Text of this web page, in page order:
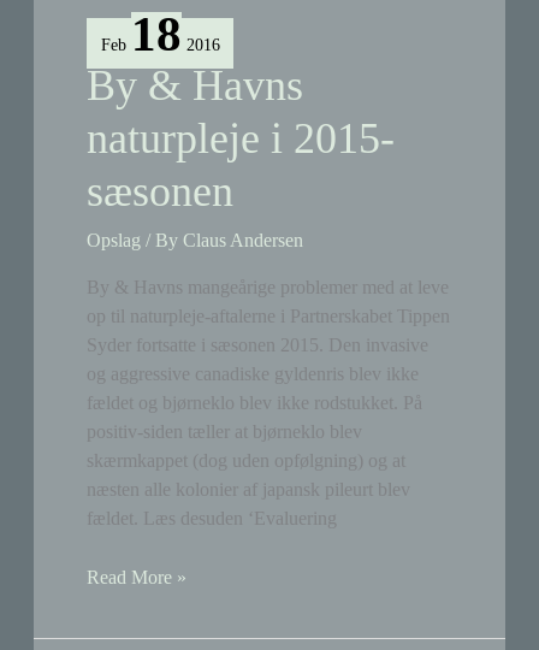
døde
af
to
Feb 18 2016
By & Havns
naturpleje i 2015-
sæsonen
Opslag / ByClaus Andersen
By & Havns mangeårige problemer med at leve
op til naturpleje-aftalerne i Partnerskabet Tippen
Syder fortsatte i sæsonen 2015. Den invasive
og aggressive canadiske gyldenris blev ikke
fældet og bjørneklo blev ikke rodstukket. På
positiv-siden tæller at bjørneklo blev
skærmkappet (dog uden opfølgning) og at
næsten alle kolonier af japansk pileurt blev
fældet. Læs desuden ‘Evaluering
By
Havns
Read More »